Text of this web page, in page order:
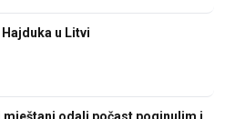
u Litvi